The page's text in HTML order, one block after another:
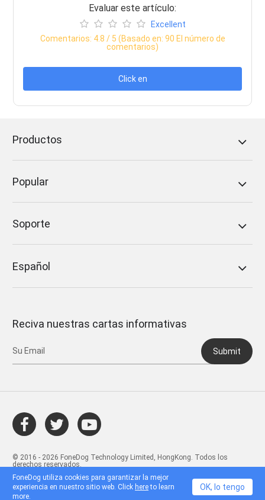
Evaluar este artículo:
Excellent
Comentarios: 4.8 / 5 (Basado en: 90 El número de
comentarios)
Click en
Productos
Popular
Soporte
Español
Reciva nuestras cartas informativas
Submit
© 2016 - 2026 FoneDog Technology Limited, HongKong. Todos los
derechos reservados.
FoneDog utiliza cookies para garantizar la mejor
experiencia en nuestro sitio web. Click hereto learn
more.
OK, lo tengo